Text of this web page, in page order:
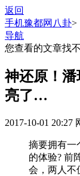
返回
手机豫都网 八卦>
导航
您查看的文章找
神还原！
亮了…
2017-10-01 20:27
摘要拥有一
的体验? 前
会，两人不